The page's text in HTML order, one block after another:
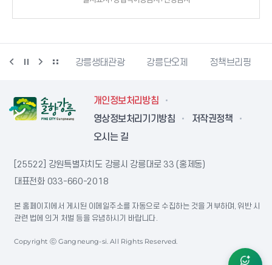
동물사랑센터 강릉생태관광 강릉단오제 정책브리핑
개인정보처리방침
영상정보처리기기방침
저작권정책
오시는 길
[25522] 강원특별자치도 강릉시 강릉대로 33 (홍제동)
대표전화 033-660-2018
본 홈페이지에서 게시된 이메일주소를 자동으로 수집하는 것을 거부하며, 위반 시
관련 법에 의거 처벌 등을 유념하시기 바랍니다.
Copyright ⓒ Gangneung-si. All Rights Reserved.